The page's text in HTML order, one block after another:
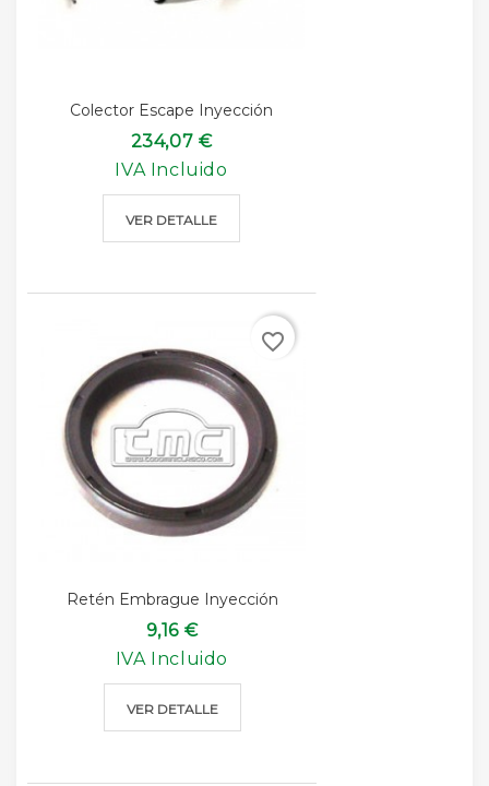
Colector Escape Inyección
234,07 €
IVA Incluido
VER DETALLE
Retén Embrague Inyección
9,16 €
IVA Incluido
VER DETALLE
favorite_border